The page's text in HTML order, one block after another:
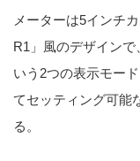
メーターは5インチ
R1」風のデザイン
いう2つの表示モー
てセッティング可能
る。